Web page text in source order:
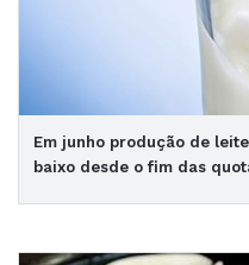
Em junho produção de
baixo desde o fim das